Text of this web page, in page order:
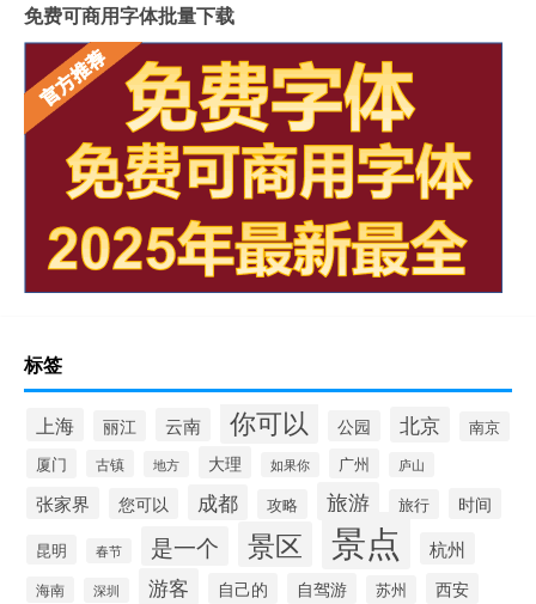
免费可商用字体批量下载
标签
上海 丽江 云南 你可以 公园 北京
南京
厦门
古镇 地方 大理 如果你 广州 庐山
张家界 您可以 成都 攻略 旅游 旅行 时间
昆明 春节 是一个 景区 景点 杭州
海南 深圳 游客 自己的 自驾游 苏州 西安